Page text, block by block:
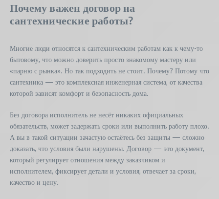
Почему важен договор на
сантехнические работы?
Многие люди относятся к сантехническим работам как к чему-то
бытовому, что можно доверить просто знакомому мастеру или
«парню с рынка». Но так подходить не стоит. Почему? Потому что
сантехника — это комплексная инженерная система, от качества
которой зависят комфорт и безопасность дома.
Без договора исполнитель не несёт никаких официальных
обязательств, может задержать сроки или выполнить работу плохо.
А вы в такой ситуации зачастую остаётесь без защиты — сложно
доказать, что условия были нарушены. Договор — это документ,
который регулирует отношения между заказчиком и
исполнителем, фиксирует детали и условия, отвечает за сроки,
качество и цену.